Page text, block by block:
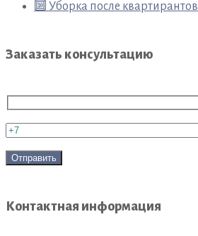
🔟 Уборка после квартирантов
Заказать консультацию
Контактная информация